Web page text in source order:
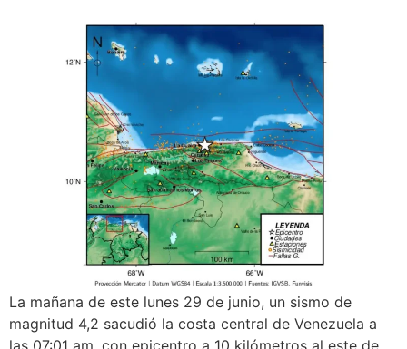
La mañana de este lunes 29 de junio, un sismo de
magnitud 4,2 sacudió la costa central de Venezuela a
las 07:01 am, con epicentro a 10 kilómetros al este de